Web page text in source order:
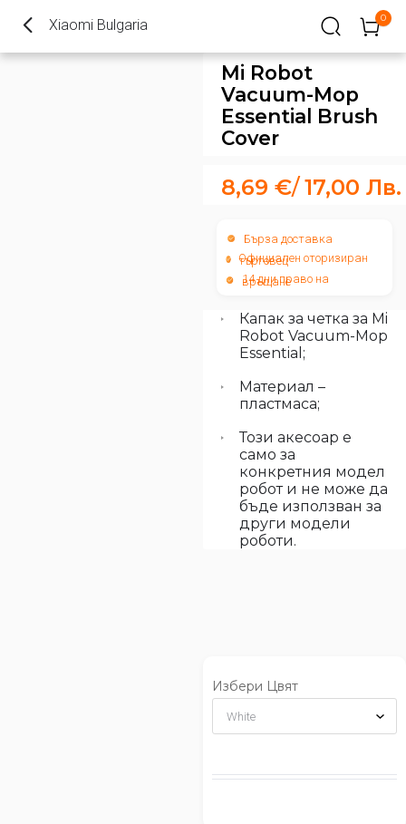
Xiaomi Bulgaria 0
Mi Robot
Vacuum-Mop
Essential Brush
Cover
8,69 €/17,00 Лв.
Бърза доставка
Официален оторизиран
търговец
14 дни право на
връщане
Капак за четка за Mi
Robot Vacuum-Mop
Essential;
Материал –
пластмаса;
Този акесоар е
само за
конкретния модел
робот и не може да
бъде използван за
други модели
роботи.
Избери Цвят